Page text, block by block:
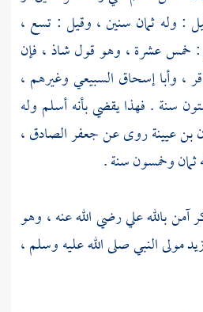
: وله ثمان سنين ، وقيل : تسع ،
: خمس عشرة ، وهو قول شاذ ، فإن
، وأبا إسحاق السبيعيوغيرهم ،
سنة . فهذا يقضي بأنه أسلم وله
بن عيينةروى عنجعفر الصادق ،
ثمان وخمسون سنة .
آمن باللهعليرضي الله عنه ، وهو
مولى النبي صلى الله عليه وسلم ،